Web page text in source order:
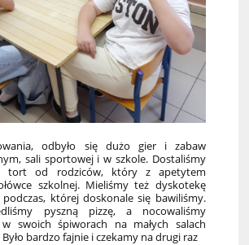
odbyło się dużo gier i zabaw
sali sportowej i w szkole. Dostaliśmy
tort od rodziców, który z apetytem
szkolnej. Mieliśmy też dyskotekę
której doskonale się bawiliśmy.
pyszną pizzę, a nocowaliśmy
swoich śpiworach na małych salach
bardzo fajnie i czekamy na drugi raz